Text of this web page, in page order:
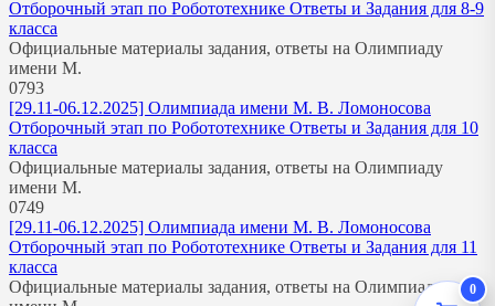
Отборочный этап по Робототехнике Ответы и Задания для 8-9
класса
Официальные материалы задания, ответы на Олимпиаду
имени М.
0793
[29.11-06.12.2025] Олимпиада имени М. В. Ломоносова
Отборочный этап по Робототехнике Ответы и Задания для 10
класса
Официальные материалы задания, ответы на Олимпиаду
имени М.
0749
[29.11-06.12.2025] Олимпиада имени М. В. Ломоносова
Отборочный этап по Робототехнике Ответы и Задания для 11
класса
Официальные материалы задания, ответы на Олимпиаду
0